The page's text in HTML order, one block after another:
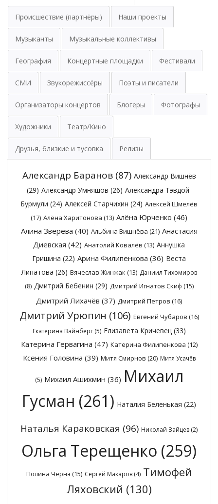
Происшествие (партнёры) Наши проекты
Музыканты Музыкальные коллективы
География Концертные площадки Фестивали
СМИ Звукорежиссёры Поэты и писатели
Организаторы концертов Блогеры Фотографы
Художники Театр/Кино
Друзья, близкие и тусовка Релизы
Александр Баранов(87) Александр Вишнёв
(29) Александр Умняшов (26) Александра Тэвдой-
Бурмули (24) Алексей Старчихин (24) Алексей Шмелёв
(17) Алёна Харитонова (13) Алёна Юрченко (46)
Алина Зверева (40) Альбина Вишнёва (21) Анастасия
Диевская (42) Анатолий Ковалёв (13) Аннушка
Гришина (22) Арина Филипенкова (36) Веста
Липатова (26) Вячеслав Жинжак (13) Даниил Тихомиров
(8) Дмитрий Бебенин (29) Дмитрий Игнатов Скиф (15)
Дмитрий Лихачёв (37) Дмитрий Петров (16)
Дмитрий Урюпин (106) Евгений Чубаров (16)
Екатерина Вайнберг(5) Елизавета Кричевец (33)
Катерина Гервагина (47) Катерина Филипенкова (12)
Ксения Головина (39) Митя Смирнов (20) Митя Усачёв
(5) Михаил Ашихмин (36) Михаил
Гусман (261) Наталия Беленькая (22)
Наталья Караковская (96) Николай Зайцев (2)
Ольга Терещенко (259)
Полина Чернэ (15) Сергей Макаров (4) Тимофей
Ляховский (130)